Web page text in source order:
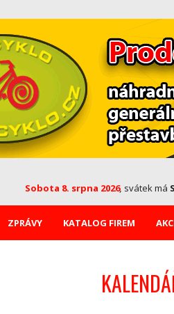
Sobota 8. srpna 2026, svátek má
ZPRÁVY KATALOG FIREM